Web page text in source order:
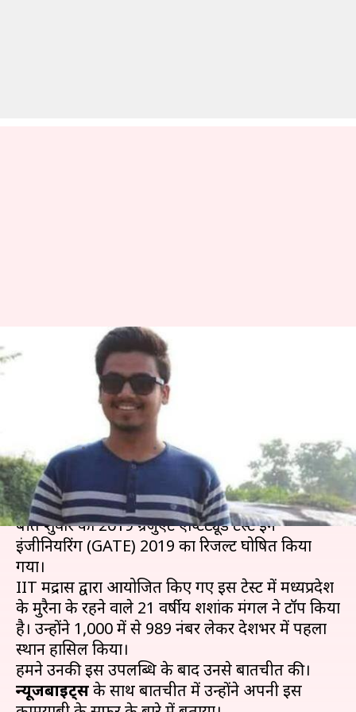
#NewsBytesExclusive: GATE-
2019 टॉपर शशांक मंगल से खास
बातचीत, तैयारी कर रहे छात्रों को दिए
प्रमोद कुमार Mar 18, 2019 01:02 pm
क्या है खबर?
बीते शुक्रवार को 2019 ग्रेजुएट एप्टिट्यूड टेस्ट इन
इंजीनियरिंग (GATE) 2019 का रिजल्ट घोषित किया
गया।
IIT मद्रास द्वारा आयोजित किए गए इस टेस्ट में मध्यप्रदेश
के मुरैना के रहने वाले 21 वर्षीय शशांक मंगल ने टॉप किया
है। उन्होंने 1,000 में से 989 नंबर लेकर देशभर में पहला
स्थान हासिल किया।
हमने उनकी इस उपलब्धि के बाद उनसे बातचीत की।
न्यूजबाइट्सके साथ बातचीत में उन्होंने अपनी इस